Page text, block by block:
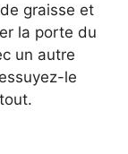
graisse et
la porte du
un autre
le